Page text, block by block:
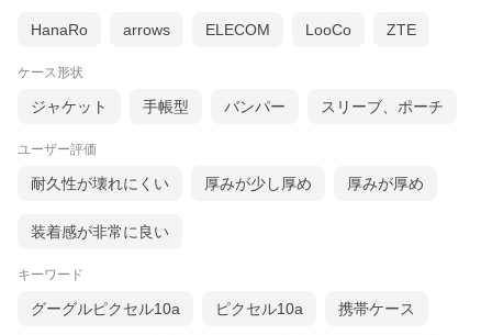
製品の仕様・外観・価格は改良の為、予告なしに変更する場合が
HanaRo arrows ELECOM LooCo ZTE
ケース形状
ジャケット 手帳型 バンパー スリーブ、ポーチ
ユーザー評価
耐久性が壊れにくい 厚みが少し厚め 厚みが厚め
装着感が非常に良い
キーワード
グーグルピクセル10a ピクセル10a 携帯ケース